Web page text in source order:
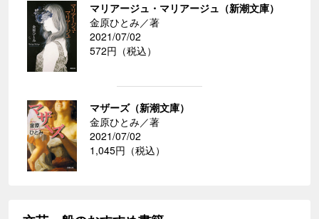
マリアージュ・マリアージュ（新潮文庫）
金原ひとみ／著
2021/07/02
572円（税込）
マザーズ（新潮文庫）
金原ひとみ／著
2021/07/02
1,045円（税込）